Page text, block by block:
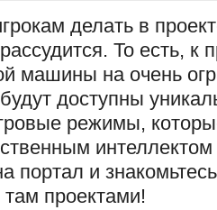
делать в
То есть,
машины на очень
доступны
режимы,
портал и
проектами!